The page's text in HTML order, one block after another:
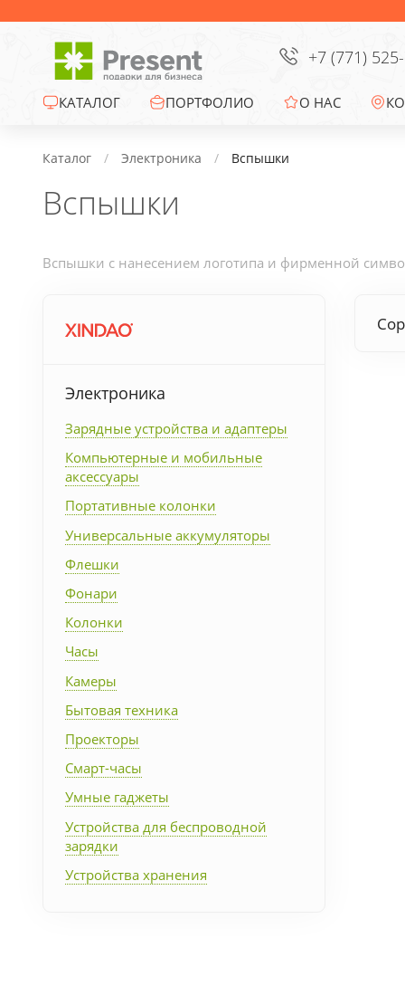
+7 (771)
КАТАЛОГ
Офисные сувениры
Зонты
Промо-сувениры
Электроника
Упаковка
Подарочные наборы
Личные аксессуары
Деловые подарки
Съедобные подарки с
логотипом
ПОРТФОЛИО О НАС
Каталог Электроника Вспышки
Вспышки
Вспышки с нанесением логотипа и фирменной
Электроника
Зарядные устройства и адаптеры
Компьютерные и мобильные
аксессуары
Портативные колонки
Универсальные аккумуляторы
Флешки
Фонари
Колонки
Часы
Камеры
Бытовая техника
Проекторы
Смарт-часы
Умные гаджеты
Устройства для беспроводной
зарядки
Устройства хранения